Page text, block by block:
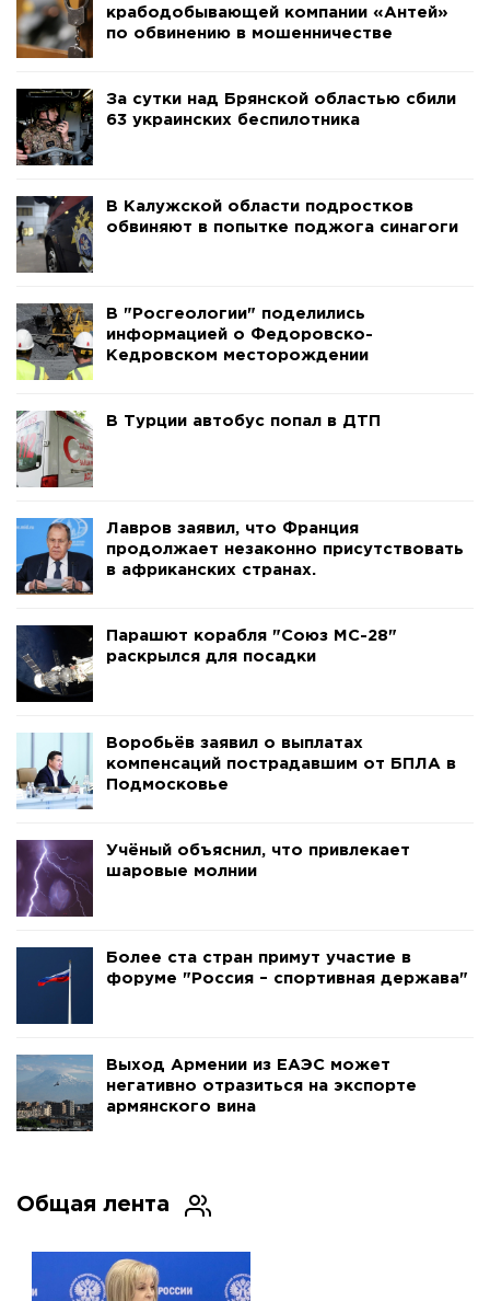
Общая лента
крабодобывающей компании «Антей»
по обвинению в мошенничестве
За сутки над Брянской областью сбили
63 украинских беспилотника
В Калужской области подростков
обвиняют в попытке поджога синагоги
В "Росгеологии" поделились
информацией о Федоровско-
Кедровском месторождении
В Турции автобус попал в ДТП
Лавров заявил, что Франция
продолжает незаконно присутствовать
в африканских странах.
Парашют корабля "Союз МС-28"
раскрылся для посадки
Воробьёв заявил о выплатах
компенсаций пострадавшим от БПЛА в
Подмосковье
Учёный объяснил, что привлекает
шаровые молнии
Более ста стран примут участие в
форуме "Россия – спортивная держава"
Выход Армении из ЕАЭС может
негативно отразиться на экспорте
армянского вина